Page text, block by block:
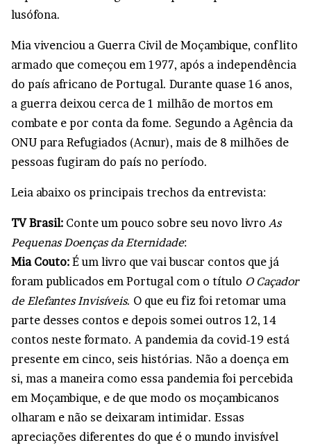
lusófona.
Mia vivenciou a Guerra Civil de Moçambique, conflito
armado que começou em 1977, após a independência
do país africano de Portugal. Durante quase 16 anos,
a guerra deixou cerca de 1 milhão de mortos em
combate e por conta da fome. Segundo a Agência da
ONU para Refugiados (Acnur), mais de 8 milhões de
pessoas fugiram do país no período.
Leia abaixo os principais trechos da entrevista:
TV Brasil: Conte um pouco sobre seu novo livro As
Pequenas Doenças da Eternidade:
Mia Couto: É um livro que vai buscar contos que já
foram publicados em Portugal com o título O Caçador
de Elefantes Invisíveis. O que eu fiz foi retomar uma
parte desses contos e depois somei outros 12, 14
contos neste formato. A pandemia da covid-19 está
presente em cinco, seis histórias. Não a doença em
si, mas a maneira como essa pandemia foi percebida
em Moçambique, e de que modo os moçambicanos
olharam e não se deixaram intimidar. Essas
apreciações diferentes do que é o mundo invisível